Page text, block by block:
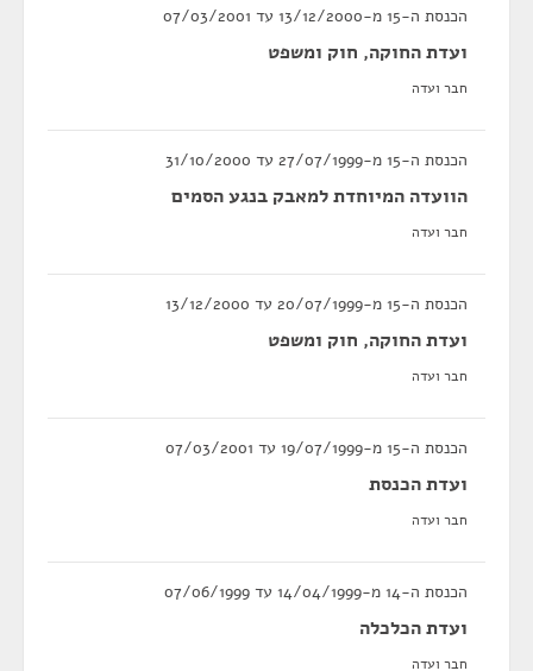
הכנסת ה-15 מ-13/12/2000 עד 07/03/2001
ועדת החוקה, חוק ומשפט
חבר ועדה
הכנסת ה-15 מ-27/07/1999 עד 31/10/2000
הוועדה המיוחדת למאבק בנגע הסמים
חבר ועדה
הכנסת ה-15 מ-20/07/1999 עד 13/12/2000
ועדת החוקה, חוק ומשפט
חבר ועדה
הכנסת ה-15 מ-19/07/1999 עד 07/03/2001
ועדת הכנסת
חבר ועדה
הכנסת ה-14 מ-14/04/1999 עד 07/06/1999
ועדת הכלכלה
חבר ועדה